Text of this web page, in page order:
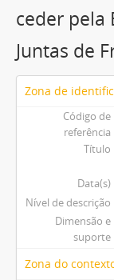
ceder pela
Juntas de
Zona de
Código de
referência
Título
Data(s)
Nível de descrição
Dimensão e
suporte
Zona do